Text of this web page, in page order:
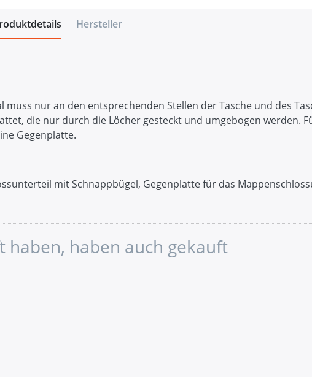
Hersteller
nur an den entsprechenden Stellen der Tasche und des
die nur durch die Löcher gesteckt und umgebogen werden.
Gegenplatte.
mit Schnappbügel, Gegenplatte für das
haben, haben auch gekauft